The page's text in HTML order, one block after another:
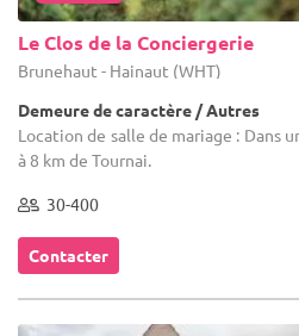
Le Clos de la Conciergerie
Brunehaut - Hainaut (WHT)
Demeure de caractère / Autres
Location de salle de mariage : Dans
à 8 km de Tournai.
30-400
Contacter